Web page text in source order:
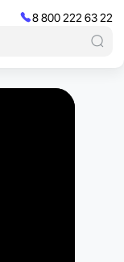
8 800 222 63 22